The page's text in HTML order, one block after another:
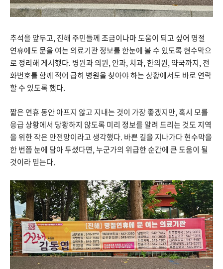
추석을 앞두고, 진해 주민들께 조금이나마 도움이 되고 싶어 명절
연휴에도 문을 여는 의료기관 정보를 한눈에 볼 수 있도록 현수막으
로 정리해 게시했다. 병원과 의원, 안과, 치과, 한의원, 약국까지, 전
화번호를 함께 적어 급히 병원을 찾아야 하는 상황에서도 바로 연락
할 수 있도록 했다.
짧은 연휴 동안 아프지 않고 지내는 것이 가장 좋겠지만, 혹시 모를
응급 상황에서 당황하지 않도록 미리 정보를 알려 드리는 것도 지역
을 위한 작은 안전망이라고 생각했다. 바쁜 길을 지나가다 현수막을
한 번쯤 눈에 담아 두셨다면, 누군가의 위급한 순간에 큰 도움이 될
것이라 믿는다.